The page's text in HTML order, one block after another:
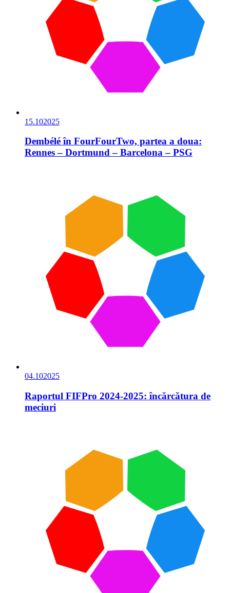
15.102025
Dembélé în FourFourTwo, partea a doua:
Rennes – Dortmund – Barcelona – PSG
04.102025
Raportul FIFPro 2024-2025: încărcătura de
meciuri